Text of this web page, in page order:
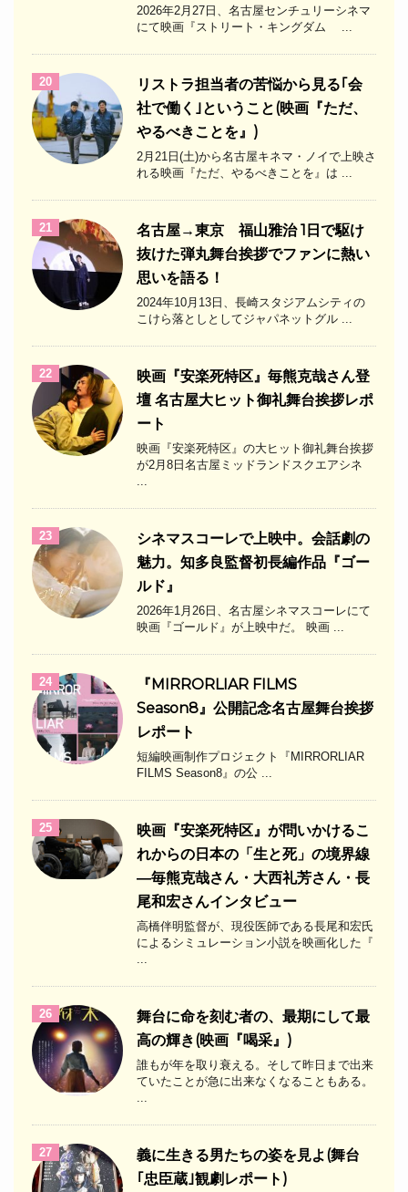
2026年2月27日、名古屋センチュリーシネマ
にて映画『ストリート・キングダム ...
20
リストラ担当者の苦悩から見る｢会
社で働く｣ということ(映画『ただ、
やるべきことを』)
2月21日(土)から名古屋キネマ・ノイで上映さ
れる映画『ただ、やるべきことを』は ...
21
名古屋→東京 福山雅治 1日で駆け
抜けた弾丸舞台挨拶でファンに熱い
思いを語る！
2024年10月13日、長崎スタジアムシティの
こけら落としとしてジャパネットグル ...
22
映画『安楽死特区』毎熊克哉さん登
壇 名古屋大ヒット御礼舞台挨拶レポ
ート
映画『安楽死特区』の大ヒット御礼舞台挨拶
が2月8日名古屋ミッドランドスクエアシネ
23
シネマスコーレで上映中。会話劇の
魅力。知多良監督初長編作品『ゴー
ルド』
2026年1月26日、名古屋シネマスコーレにて
映画『ゴールド』が上映中だ。 映画 ...
24
『MIRRORLIAR FILMS
Season8』公開記念名古屋舞台挨拶
レポート
短編映画制作プロジェクト『MIRRORLIAR
FILMS Season8』の公 ...
25
映画『安楽死特区』が問いかけるこ
れからの日本の「生と死」の境界線
―毎熊克哉さん・大西礼芳さん・長
尾和宏さんインタビュー
高橋伴明監督が、現役医師である長尾和宏氏
によるシミュレーション小説を映画化した『
26
舞台に命を刻む者の、最期にして最
高の輝き(映画『喝采』)
誰もが年を取り衰える。そして昨日まで出来
ていたことが急に出来なくなることもある。
27
義に生きる男たちの姿を見よ(舞台
｢忠臣蔵｣観劇レポート)